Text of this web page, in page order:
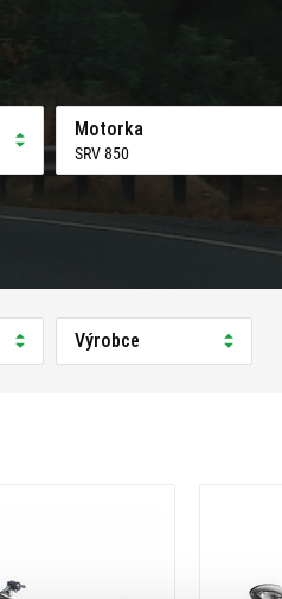
Motorka
SRV 850
Výrobce